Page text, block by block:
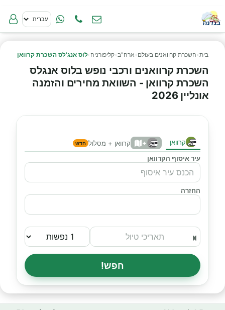
בית› השכרת קרוואנים בעולם › ארה"ב›קליפורניה ›לוס אנג'לס השכרת קרוואן
השכרת קרוואנים ורכבי נופש בלוס אנגלס
השכרת קרוואן - השוואת מחירים והזמנה
אונליין 2026
קרוואן + קרוואן + מסלול חדש
עיר איסוף הקרוואן
החזרה
חפש!